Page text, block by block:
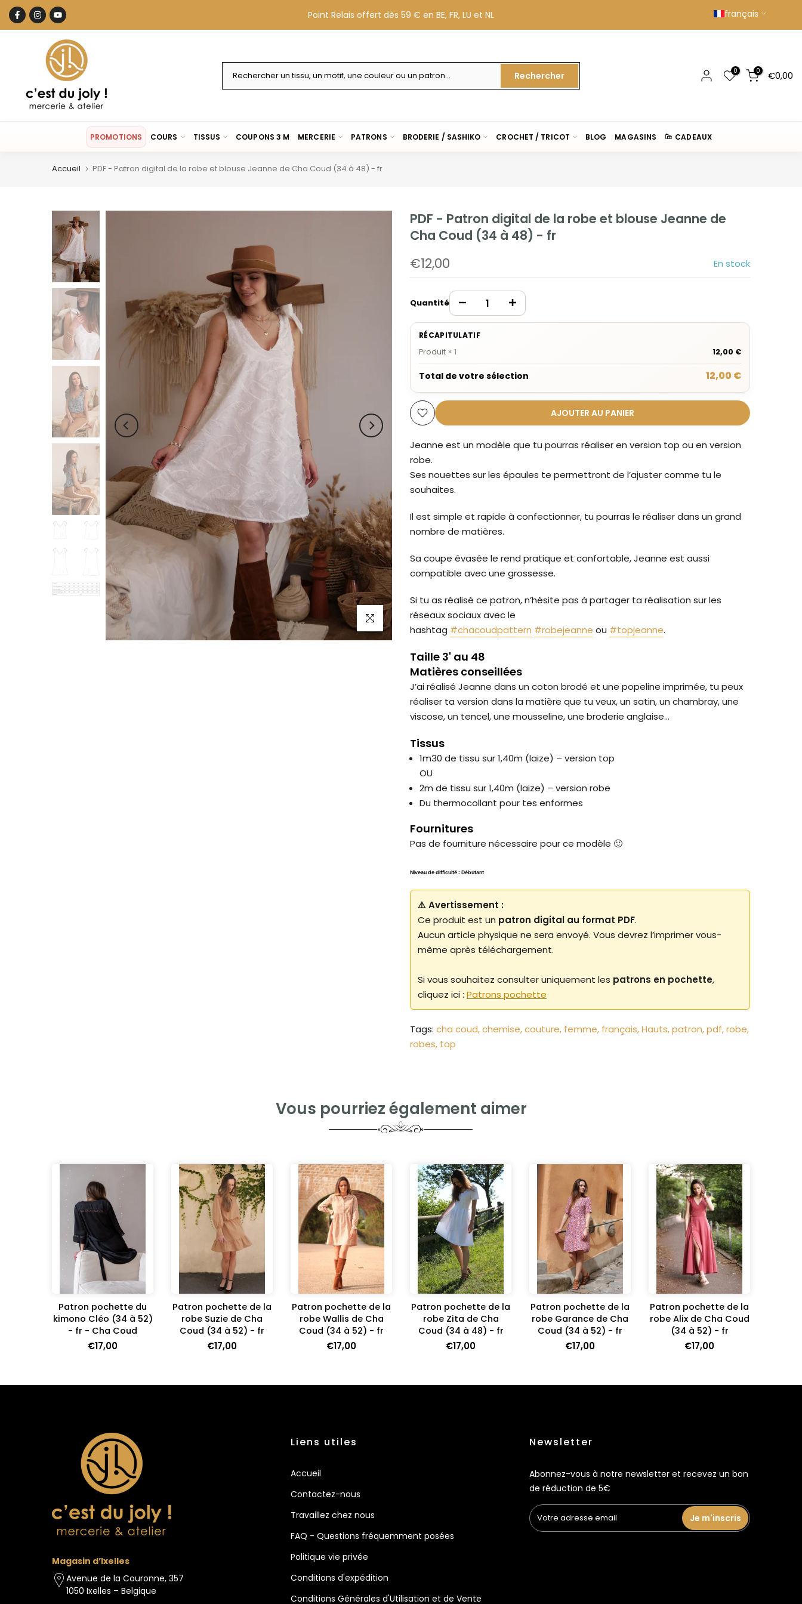
Aller
au
Point Relais offert dès 59 € en BE, FR, LU et NL français
Rechercher 0 0 €0,00
PROMOTIONS COURS TISSUS COUPONS 3 M MERCERIE PATRONS BRODERIE / SASHIKO CROCHET / TRICOT BLOG MAGASINS CADEAUX
Accueil PDF - Patron digital de la robe et blouse Jeanne de Cha Coud (34 à 48) - fr
Cliquez pour agrandir
PDF - Patron digital de la robe et blouse Jeanne de
Cha Coud (34 à 48) - fr
€12,00 En stock
Quantité
RÉCAPITULATIF
Produit × 1 12,00 €
Total de votre sélection 12,00 €
AJOUTER AU PANIER
Jeanne est un modèle que tu pourras réaliser en version top ou en version
robe.
Ses nouettes sur les épaules te permettront de l’ajuster comme tu le
souhaites.
Il est simple et rapide à confectionner, tu pourras le réaliser dans un grand
nombre de matières.
Sa coupe évasée le rend pratique et confortable, Jeanne est aussi
compatible avec une grossesse.
Si tu as réalisé ce patron, n’hésite pas à partager ta réalisation sur les
réseaux sociaux avec le
hashtag #chacoudpattern #robejeanne ou #topjeanne.
Taille 3' au 48
Matières conseillées
J’ai réalisé Jeanne dans un coton brodé et une popeline imprimée, tu peux
réaliser ta version dans la matière que tu veux, un satin, un chambray, une
viscose, un tencel, une mousseline, une broderie anglaise…
Tissus
1m30 de tissu sur 1,40m (laize) – version top
OU
2m de tissu sur 1,40m (laize) – version robe
Du thermocollant pour tes enformes
Fournitures
Pas de fourniture nécessaire pour ce modèle 🙂
Niveau de difficulté : Débutant
⚠️ Avertissement :
Ce produit est un patron digital au format PDF.
Aucun article physique ne sera envoyé. Vous devrez l’imprimer vous-
même après téléchargement.
Si vous souhaitez consulter uniquement les patrons en pochette,
cliquez ici : Patrons pochette
Tags: cha coud chemise couture femme français Hauts patron pdf robe
robes top
Vous pourriez également aimer
Patron pochette du
kimono Cléo (34 à 52)
- fr - Cha Coud
€17,00
Patron pochette de la
robe Suzie de Cha
Coud (34 à 52) - fr
€17,00
Patron pochette de la
robe Wallis de Cha
Coud (34 à 52) - fr
€17,00
Patron pochette de la
robe Zita de Cha
Coud (34 à 48) - fr
€17,00
Patron pochette de la
robe Garance de Cha
Coud (34 à 52) - fr
€17,00
Patron pochette de la
robe Alix de Cha Coud
(34 à 52) - fr
€17,00
Magasin d’Ixelles
Avenue de la Couronne, 357
1050 Ixelles – Belgique
Liens utiles
Accueil
Contactez-nous
Travaillez chez nous
FAQ - Questions fréquemment posées
Politique vie privée
Conditions d'expédition
Conditions Générales d'Utilisation et de Vente
Newsletter
Abonnez-vous à notre newsletter et recevez un bon
de réduction de 5€
Je m'inscris